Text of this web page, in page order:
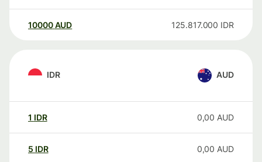
10000 AUD 125.817.000 IDR
IDR AUD
1 IDR 0,00 AUD
5 IDR 0,00 AUD